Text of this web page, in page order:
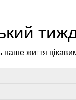
життя